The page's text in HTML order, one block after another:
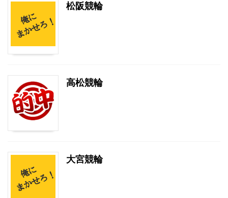
松阪競輪
高松競輪
大宮競輪